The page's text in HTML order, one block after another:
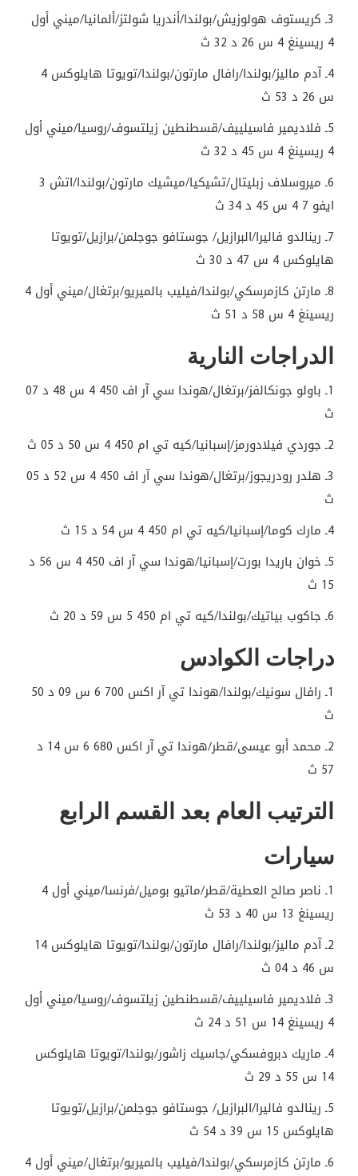
3ـ كريستوف هولوزيش/بولندا/أندريا شولتز/ألمانيا/ميني أول
4 ريسينغ 4 س 26 د 32 ث
4ـ آدم ماليز/بولندا/رافال مارتون/بولندا/تويوتا هايلوكس 4
س 26 د 53 ث
5ـ فلاديمير فاسيلييف/قسطنطين زيلتسوف/روسيا/ميني أول
4 ريسينغ 4 س 45 د 32 ث
6ـ ميروسلاف زبليتال/تشيكيا/ميشيك مارتون/بولندا/اتش 3
ايفو 7 4 س 45 د 34 ث
7ـ رينالدو فاليرا/البرازيل/ جوستافو جوجلمن/برازيل/تويوتا
هايلوكس 4 س 47 د 30 ث
8ـ مارتن كازمرسكي/بولندا/فيليب بالميريو/برتغال/ميني أول 4
ريسينغ 4 س 58 د 51 ث
الدراجات النارية
1ـ باولو جونكالفز/برتغال/هوندا سي آر اف 450 4 س 48 د 07
ث
2ـ جوردي فيلادورمز/إسبانيا/كيه تي ام 450 4 س 50 د 05 ث
3ـ هلدر رودريجوز/برتغال/هوندا سي آر اف 450 4 س 52 د 05
ث
4ـ مارك كوما/إسبانيا/كيه تي ام 450 4 س 54 د 15 ث
5ـ خوان باريدا بورت/إسبانيا/هوندا سي آر اف 450 4 س 56 د
15 ث
6ـ جاكوب بياتيك/بولندا/كيه تي ام 450 5 س 59 د 20 ث
دراجات الكوادس
1ـ رافال سونيك/بولندا/هوندا تي آر اكس 700 6 س 09 د 50
ث
2ـ محمد أبو عيسى/قطر/هوندا تي آر اكس 680 6 س 14 د
57 ث
الترتيب العام بعد القسم الرابع
سيارات
1ـ ناصر صالح العطية/قطر/ماتيو بوميل/فرنسا/ميني أول 4
ريسينغ 13 س 40 د 53 ث
2ـ آدم ماليز/بولندا/رافال مارتون/بولندا/تويوتا هايلوكس 14
س 46 د 04 ث
3ـ فلاديمير فاسيلييف/قسطنطين زيلتسوف/روسيا/ميني أول
4 ريسينغ 14 س 51 د 24 ث
4ـ ماريك دبروفسكي/جاسيك زاشور/بولندا/تويوتا هايلوكس
14 س 55 د 29 ث
5ـ رينالدو فاليرا/البرازيل/ جوستافو جوجلمن/برازيل/تويوتا
هايلوكس 15 س 39 د 54 ث
6ـ مارتن كازمرسكي/بولندا/فيليب بالميريو/برتغال/ميني أول 4